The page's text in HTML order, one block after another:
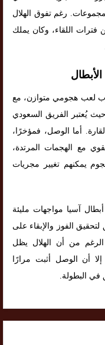
المجموعات. رغم تفوق الهلال
فترات اللقاء، وكان يملك
لعب هجومي متوازن، مع
يُعتبر الفريق السعودي
أما الوصل، فمؤخرًا،
مع الهجمات المرتدة،
يمكنهم تغيير مجريات
آسيا مواجهات مليئة
الفوز والإبقاء على
الرغم من أن الهلال يظل
أن الوصل أثبت مرارًا
في البطولة.